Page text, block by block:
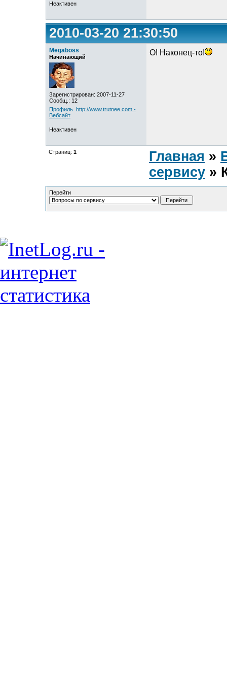
Неактивен
2010-03-20 21:30:50
Megaboss
Начинающий
Зарегистрирован: 2007-11-27
Сообщ.: 12
Профиль http://www.trutnee.com -
Вебсайт
О! Наконец-то!
Неактивен
Страниц: 1 Главная »
сервису »
Перейти